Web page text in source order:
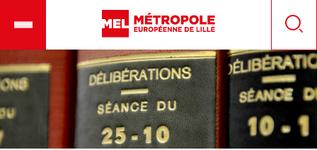
principal
mobile
Panneau de gestion des cookies